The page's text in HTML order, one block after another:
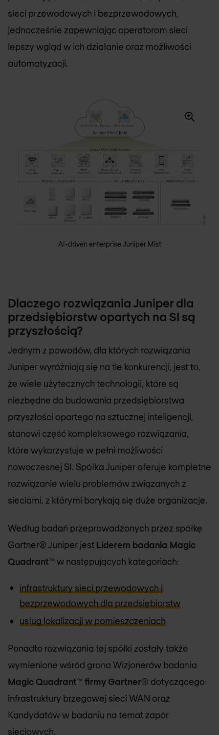
sieci przewodowych i bezprzewodowych,
jednocześnie zapewniając operatorom sieci
lepszy wgląd w ich działanie oraz możliwości
automatyzacji.
AI-driven enterprise Juniper Mist
Dlaczego rozwiązania Juniper dla
przedsiębiorstw opartych na SI są
przyszłością?
Jednym z powodów, dla których rozwiązania
Juniper wyróżniają się na tle konkurencji, jest to,
że wiele użytecznych technologii, które są
niezbędne do budowania przedsiębiorstwa
przyszłości opartego na sztucznej inteligencji,
stanowi część kompleksowego rozwiązania,
które wykorzystuje w pełni możliwości
nowoczesnej SI. Spółka Juniper oferuje kompletne
rozwiązanie wielu problemów związanych z
sieciami, z którymi borykają się duże organizacje.
Według badań przeprowadzonych przez spółkę
Gartner® Juniper jest Liderem badania Magic
Quadrant™ w następujących kategoriach:
infrastruktury sieci przewodowych i
bezprzewodowych dla przedsiębiorstw
usług lokalizacji w pomieszczeniach
Ponadto rozwiązania tej spółki zostały także
wymienione wśród grona Wizjonerów badania
Magic Quadrant™ firmy Gartner® dotyczącego
infrastruktury brzegowej sieci WAN oraz
Kandydatów w badaniu na temat zapór
sieciowych.